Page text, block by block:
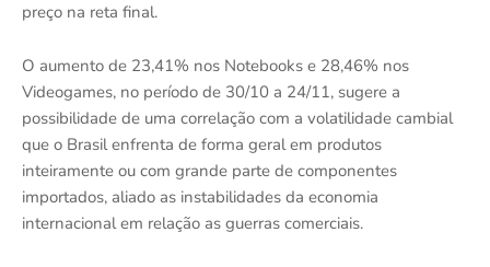
preço na reta final.
O aumento de 23,41% nos Notebooks e 28,46% nos
Videogames, no período de 30/10 a 24/11, sugere a
possibilidade de uma correlação com a volatilidade cambial
que o Brasil enfrenta de forma geral em produtos
inteiramente ou com grande parte de componentes
importados, aliado as instabilidades da economia
internacional em relação as guerras comerciais.